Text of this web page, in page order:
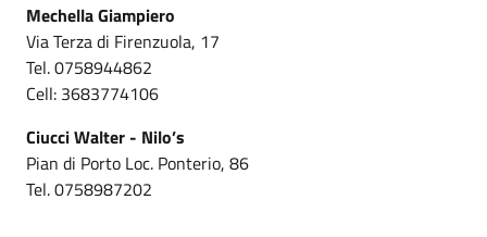
Mechella Giampiero
Via Terza di Firenzuola, 17
Tel. 0758944862
Cell: 3683774106
Ciucci Walter - Nilo’s
Pian di Porto Loc. Ponterio, 86
Tel. 0758987202